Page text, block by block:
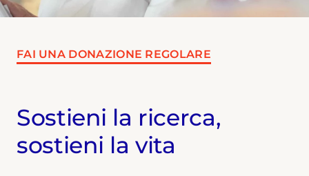
FAI UNA DONAZIONE REGOLARE
Sostieni la ricerca,
sostieni la vita